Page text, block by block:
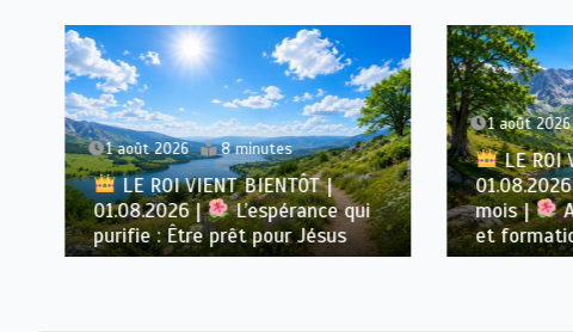
1 août 2026 8 minutes
LE ROI VIENT BIENTÔT |
01.08.2026 |
L’espérance qui
purifie : Être prêt pour Jésus
1 août 2026
LE ROI
mois |
et